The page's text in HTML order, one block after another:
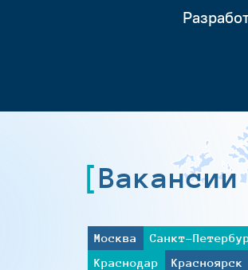
Москва Санкт-
Краснодар
Красноярск